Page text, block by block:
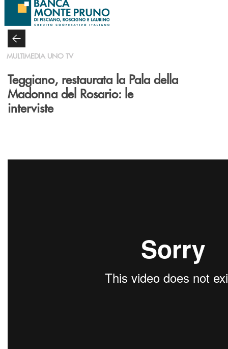
Salta al contenuto principale
MULTIMEDIA UNO TV
Teggiano, restaurata la Pala della
Madonna del Rosario: le
interviste